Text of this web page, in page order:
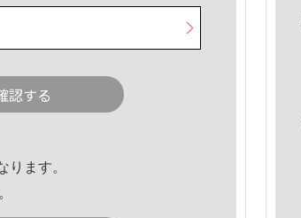
認する
ります。